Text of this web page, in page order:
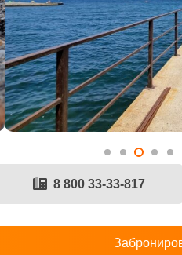
8 800 33-33-817